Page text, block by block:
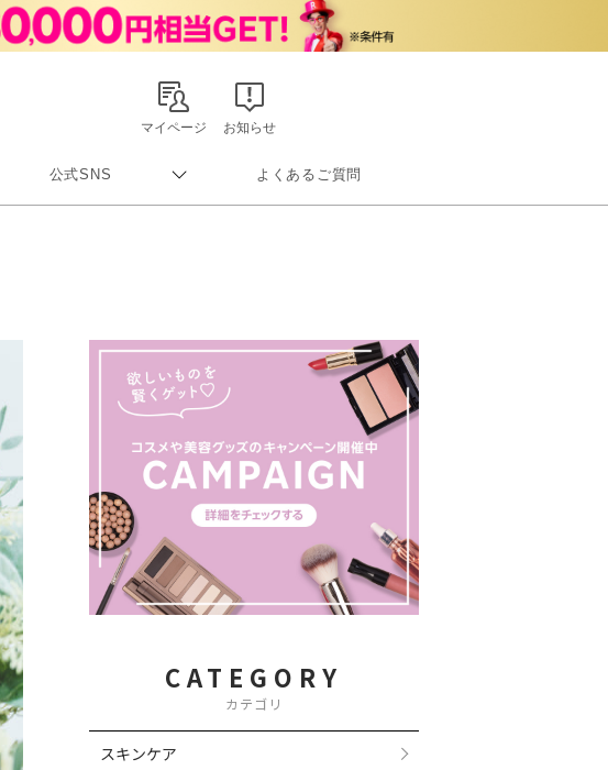
お知らせ
マイページ
公式SNS
Rakuten Link
よくあるご質問
CATEGORY
カテゴリ
スキンケア